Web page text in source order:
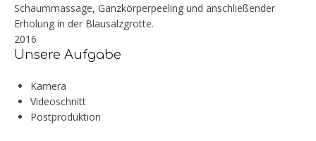
Schaummassage, Ganzkörperpeeling und anschließender
Erholung in der Blausalzgrotte.
2016
Unsere Aufgabe
Kamera
Videoschnitt
Postproduktion